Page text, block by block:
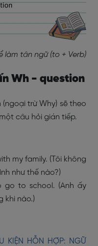
làm tân ngữ (to + Verb)
Wh - question
trừ Why) sẽ theo
câu hỏi gián tiếp.
my family. (Tôi không
như thế nào?)
go to school. (Anh ấy
khi nào.)
KIỆN HỖN HỢP: NGỮ